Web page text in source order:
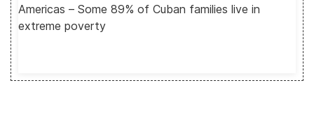
Americas – Some 89% of Cuban families live in
extreme poverty